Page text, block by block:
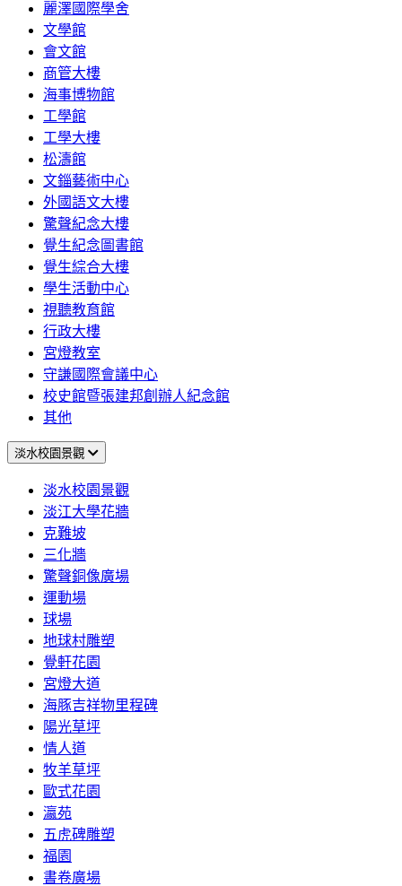
麗澤國際學舍
文學館
會文館
商管大樓
海事博物館
工學館
工學大樓
松濤館
文錙藝術中心
外國語文大樓
驚聲紀念大樓
覺生紀念圖書館
覺生綜合大樓
學生活動中心
視聽教育館
行政大樓
宮燈教室
守謙國際會議中心
校史館暨張建邦創辦人紀念館
其他
淡水校園景觀
淡水校園景觀
淡江大學花牆
克難坡
三化牆
驚聲銅像廣場
運動場
球場
地球村雕塑
覺軒花園
宮燈大道
海豚吉祥物里程碑
陽光草坪
情人道
牧羊草坪
歐式花園
瀛苑
五虎碑雕塑
福園
書卷廣場